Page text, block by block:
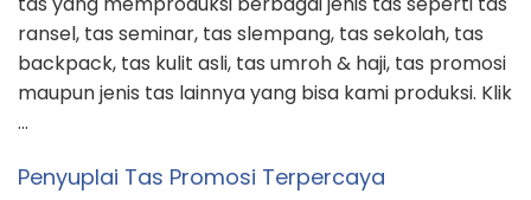
ransel, tas seminar, tas slempang, tas sekolah, tas
backpack, tas kulit asli, tas umroh & haji, tas promosi
maupun jenis tas lainnya yang bisa kami produksi. Klik
…
Penyuplai Tas Promosi Terpercaya